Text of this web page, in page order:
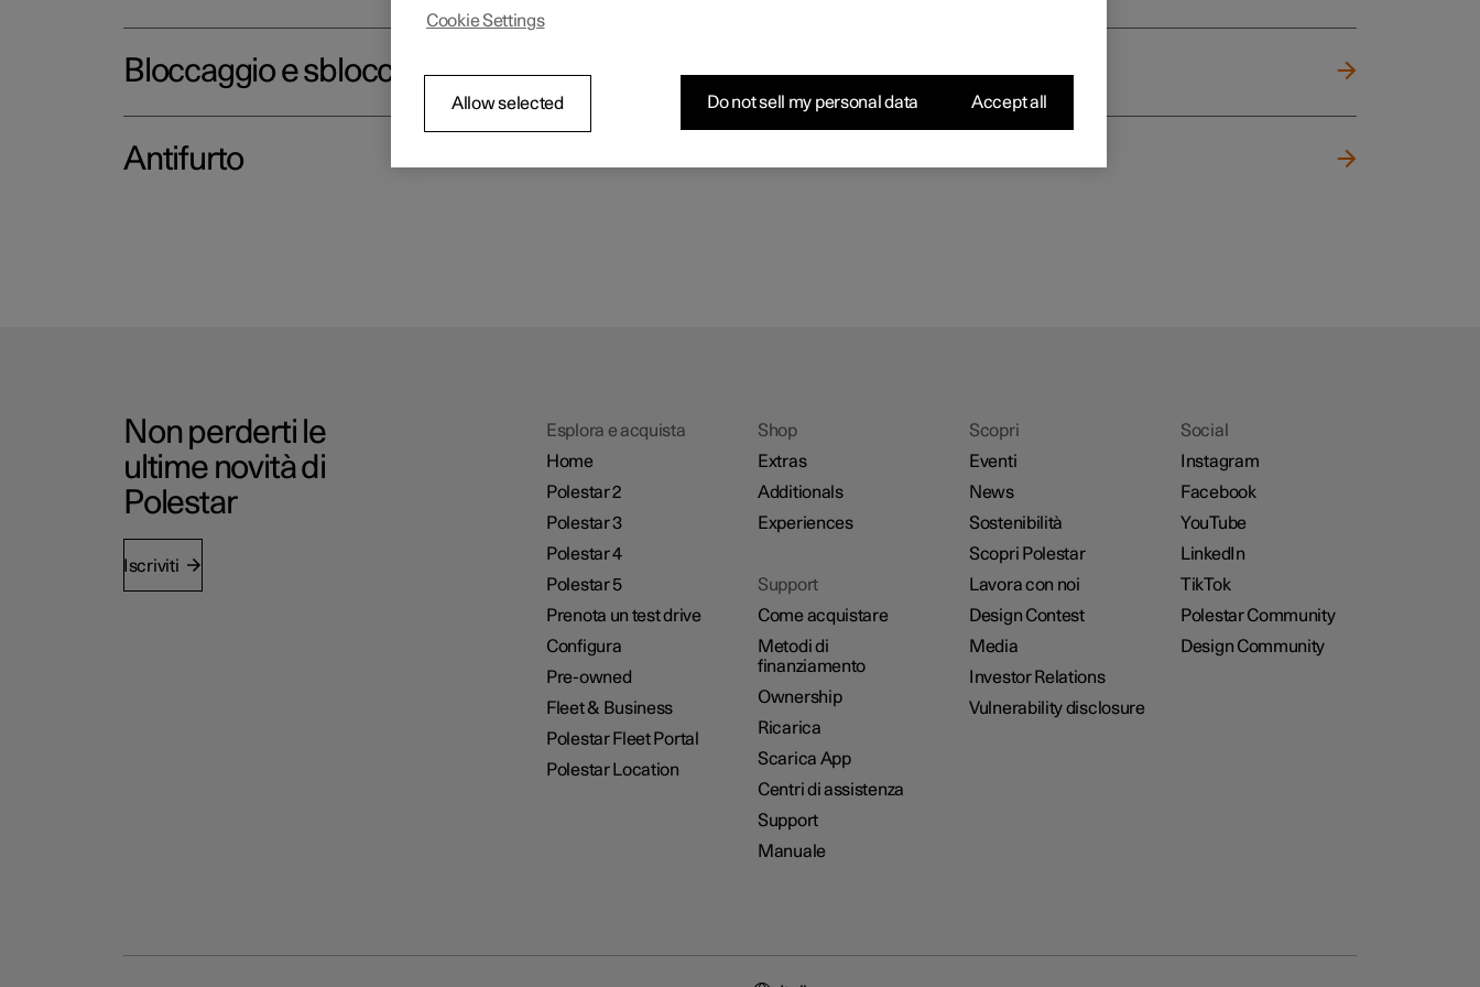
Bloccaggio e sbloccaggio
Antifurto
Non perderti le
ultime novità di
Polestar
Iscriviti
Esplora e acquista
Home
Polestar 2
Polestar 3
Polestar 4
Polestar 5
Prenota un test drive
Configura
Pre-owned
Fleet & Business
Polestar Fleet Portal
Polestar Location
Shop
Extras
Additionals
Experiences
Support
Come acquistare
Metodi di
finanziamento
Ownership
Ricarica
Scarica App
Centri di assistenza
Support
Manuale
Scopri
Eventi
News
Sostenibilità
Scopri Polestar
Lavora con noi
Design Contest
Media
Investor Relations
Vulnerability disclosure
Social
Instagram
Facebook
YouTube
LinkedIn
TikTok
Polestar Community
Design Community
Cookie Settings
Allow selected Do not sell my personal data Accept all